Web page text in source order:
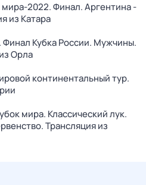
2022. Финал. Аргентина -
из Катара
Кубка России. Мужчины.
Орла
континентальный тур.
мира. Классический лук.
Трансляция из